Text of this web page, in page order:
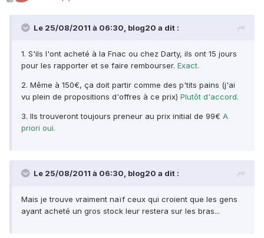
Le 25/08/2011 à 06:30, blog20 a dit :
1. S'ils l'ont acheté à la Fnac ou chez Darty, ils ont 15 jours
pour les rapporter et se faire rembourser. Exact.
2. Même à 150€, ça doit partir comme des p'tits pains (j'ai
vu plein de propositions d'offres à ce prix) Plutôt d'accord.
3. Ils trouveront toujours preneur au prix initial de 99€ A
priori oui.
Le 25/08/2011 à 06:30, blog20 a dit :
Mais je trouve vraiment naïf ceux qui croient que les gens
ayant acheté un gros stock leur restera sur les bras...